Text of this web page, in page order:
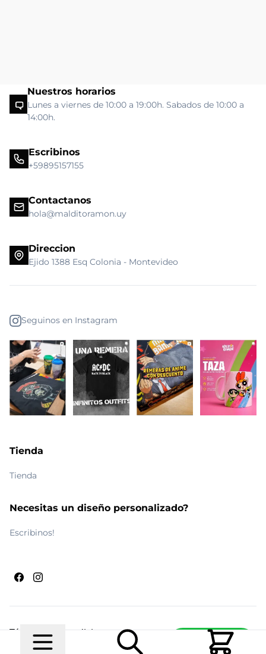
Escribinos
Nuestros horarios
Lunes a viernes de 10:00 a 19:00h. Sabados de 10:00 a
14:00h.
Escribinos
+59895157155
Contactanos
hola@malditoramon.uy
Direccion
Ejido 1388 Esq Colonia - Montevideo
Seguinos en Instagram
Tienda
Tienda
Necesitas un diseño personalizado?
Escribinos!
© 2026 Maldito RamónRealizado por Ecwid de
Términos y condiciones